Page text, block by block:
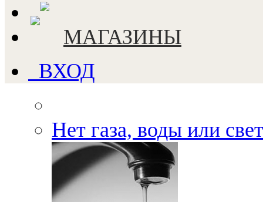
МАГАЗИНЫ
ВХОД
Нет газа, воды или